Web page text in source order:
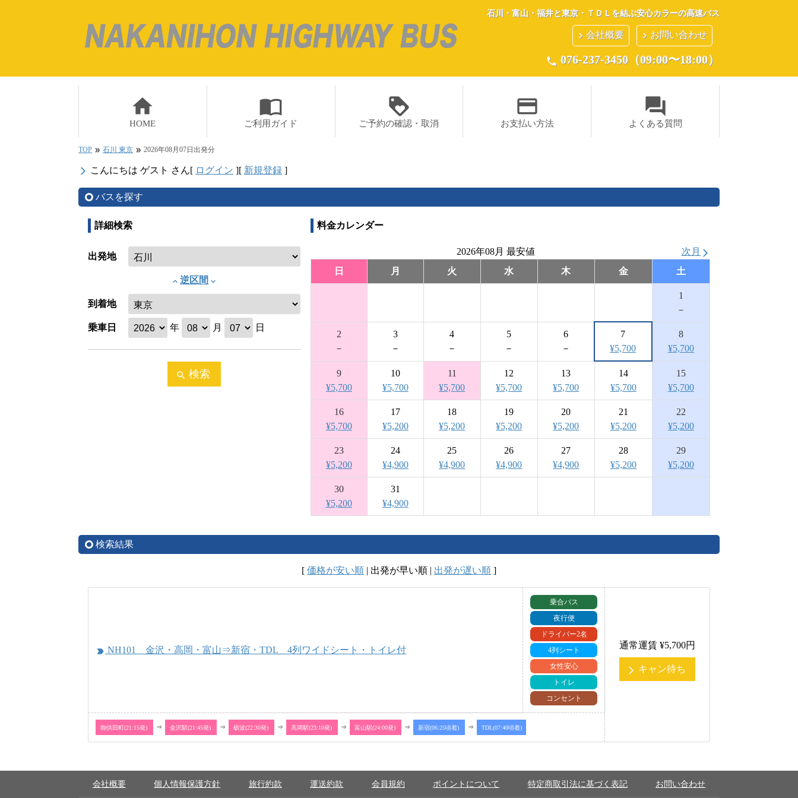
石川・富山・福井と東京・ＴＤＬを結ぶ安心カラーの高速バス
keyboard_arrow_right 会社概要 keyboard_arrow_right お問い合わせ
phone 076-237-3450（09:00〜18:00）
home
HOME
import_contacts
ご利用ガイド
loyalty
ご予約の確認・取消
payment
お支払い方法
question_answer
よくある質問
TOP double_arrow 石川 東京 double_arrow 2026年08月07日出発分
arrow_forward_ios こんにちは ゲスト さん[ ログイン ][ 新規登録 ]
バスを探す
詳細検索
出発地
keyboard_arrow_up逆区間 keyboard_arrow_down
到着地
乗車日 年 月 日
search 検索
料金カレンダー
2026年08月 最安値 次月 arrow_forward_ios
日 月 火 水 木 金 土
1
－
2
－
3
－
4
－
5
－
6
－
7
¥5,700
8
¥5,700
9
¥5,700
10
¥5,700
11
¥5,700
12
¥5,700
13
¥5,700
14
¥5,700
15
¥5,700
16
¥5,700
17
¥5,200
18
¥5,200
19
¥5,200
20
¥5,200
21
¥5,200
22
¥5,200
23
¥5,200
24
¥4,900
25
¥4,900
26
¥4,900
27
¥4,900
28
¥5,200
29
¥5,200
30
¥5,200
31
¥4,900
検索結果
[ 価格が安い順 | 出発が早い順 | 出発が遅い順 ]
label_important NH101 金沢・高岡・富山⇒新宿・TDL 4列ワイドシート・トイレ付
乗合バス
夜行便
ドライバー2名
4列シート
女性安心
トイレ
コンセント
通常運賃 ¥5,700円
arrow_forward_ios キャン待ち
御供田町(21:15発) ⇒ 金沢駅(21:45発) ⇒ 砺波(22:30発) ⇒ 高岡駅(23:10発) ⇒ 富山駅(24:00発) ⇒ 新宿(06:25頃着) ⇒ TDL(07:40頃着)
会社概要 個人情報保護方針 旅行約款 運送約款 会員規約 ポイントについて 特定商取引法に基づく表記 お問い合わせ